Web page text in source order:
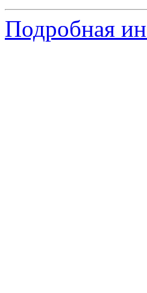
Подробная